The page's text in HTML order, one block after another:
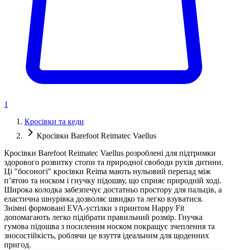
1
Кросівки та кеди
Кросівки Barefoot Reimatec Vaellus
Кросівки Barefoot Reimatec Vaellus розроблені для підтримки
здорового розвитку стопи та природної свободи рухів дитини.
Ці "босоногі" кросівки Reima мають нульовий перепад між
п’ятою та носком і гнучку підошву, що сприяє природній ході.
Широка колодка забезпечує достатньо простору для пальців, а
еластична шнурівка дозволяє швидко та легко взуватися.
Знімні формовані EVA-устілки з принтом Happy Fit
допомагають легко підібрати правильний розмір. Гнучка
гумова підошва з посиленим носком покращує зчеплення та
зносостійкість, роблячи це взуття ідеальним для щоденних
пригод.